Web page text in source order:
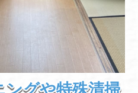
グや特殊清掃